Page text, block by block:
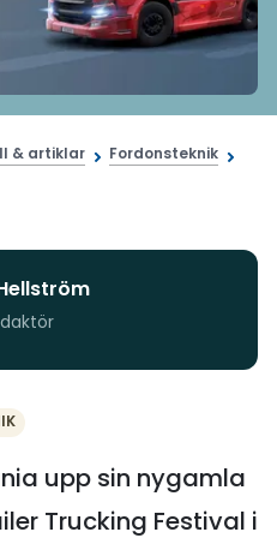
& artiklar
Fordonsteknik
upp sin nygamla
Trucking Festival i